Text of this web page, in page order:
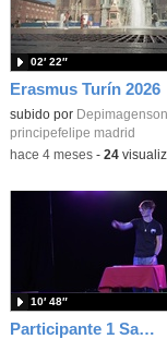
Erasmus Turín 2026
subido por
principefelipe madrid
02′ 22″
-hace 4 meses- 24
Participante 1 Samuel Panadero 3º ESO
10′ 48″